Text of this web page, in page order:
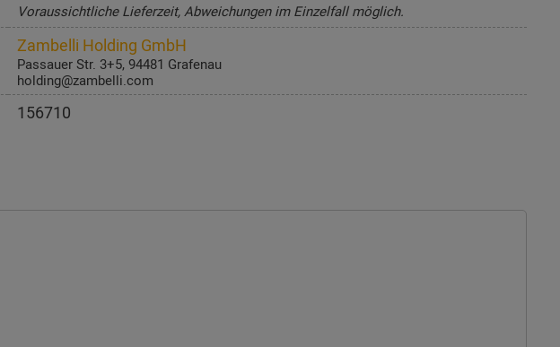
Voraussichtliche Lieferzeit, Abweichungen im Einzelfall möglich.
Zambelli Holding GmbH
Passauer Str. 3+5, 94481 Grafenau
holding@zambelli.com
156710